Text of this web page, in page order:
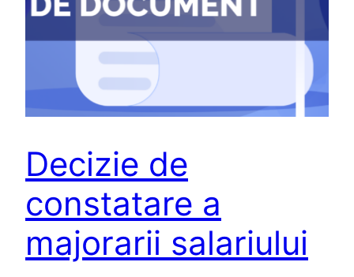
Decizie de
constatare a
majorarii salariului